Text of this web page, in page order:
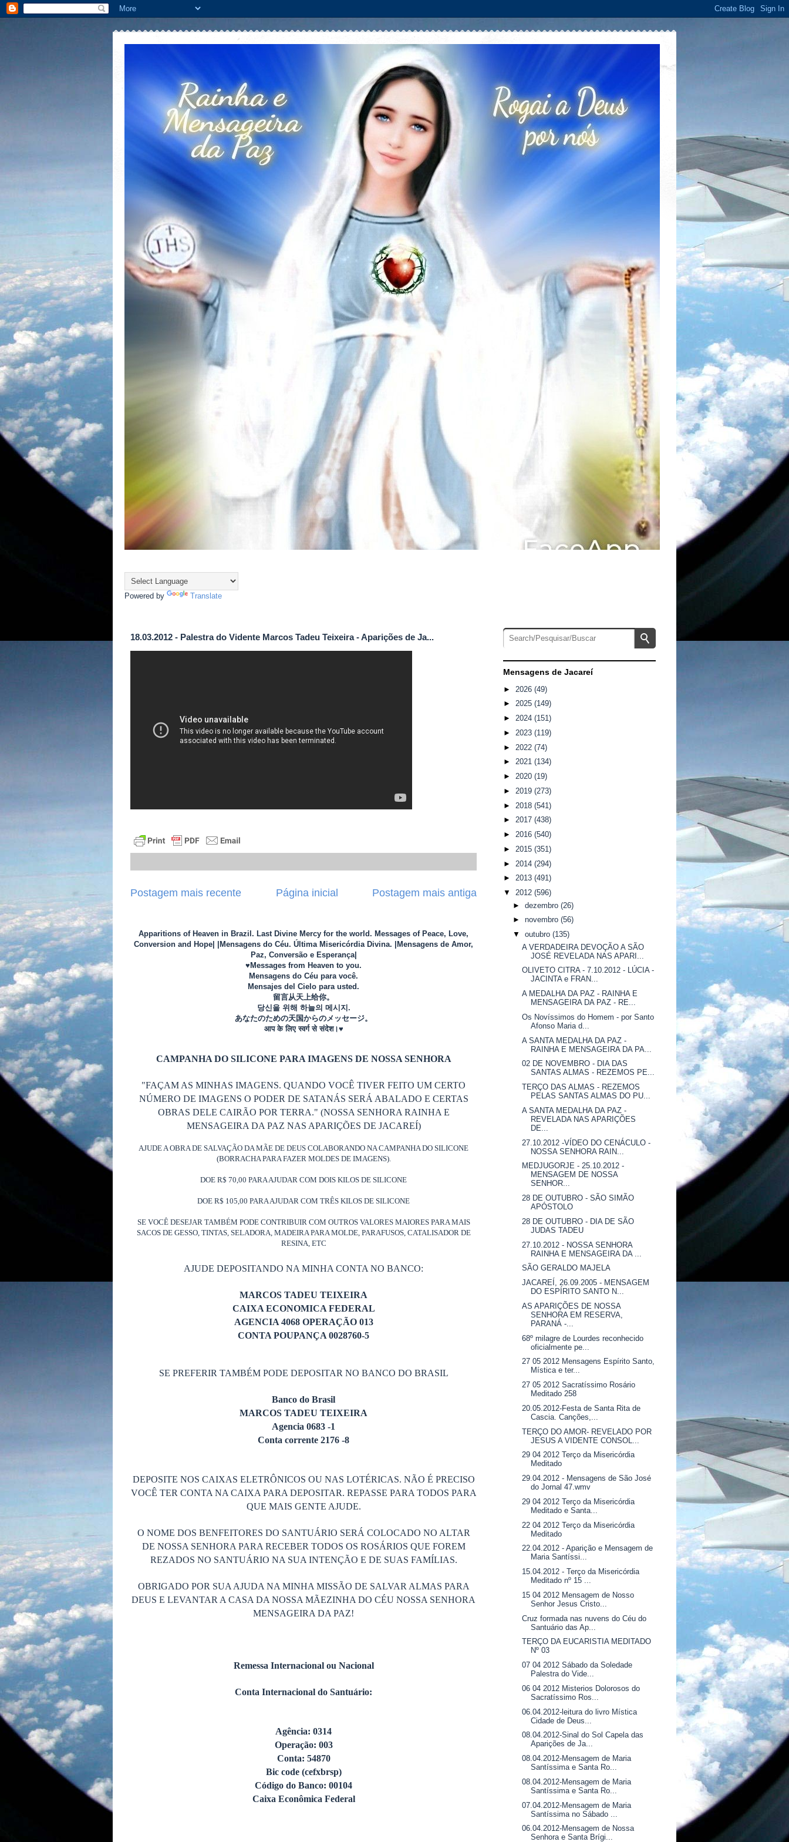
Powered by Translate
18.03.2012 - Palestra do Vidente Marcos Tadeu Teixeira - Aparições de Ja...
Postagem mais recente Postagem mais antiga
Página inicial
Apparitions of Heaven in Brazil. Last Divine Mercy for the world. Messages of Peace, Love,
Conversion and Hope| |Mensagens do Céu. Última Misericórdia Divina. |Mensagens de Amor,
Paz, Conversão e Esperança|
♥Messages from Heaven to you.
Mensagens do Céu para você.
Mensajes del Cielo para usted.
留言从天上给你。
당신을 위해 하늘의 메시지.
あなたのための天国からのメッセージ。
आप के लिए स्वर्ग से संदेश।♥
CAMPANHA DO SILICONE PARA IMAGENS DE NOSSA SENHORA
"FAÇAM AS MINHAS IMAGENS. QUANDO VOCÊ TIVER FEITO UM CERTO
NÚMERO DE IMAGENS O PODER DE SATANÁS SERÁ ABALADO E CERTAS
OBRAS DELE CAIRÃO POR TERRA." (NOSSA SENHORA RAINHA E
MENSAGEIRA DA PAZ NAS APARIÇÕES DE JACAREÍ)
AJUDE A OBRA DE SALVAÇÃO DA MÃE DE DEUS COLABORANDO NA CAMPANHA DO SILICONE
(BORRACHA PARA FAZER MOLDES DE IMAGENS).
DOE R$ 70,00 PARA AJUDAR COM DOIS KILOS DE SILICONE
DOE R$ 105,00 PARA AJUDAR COM TRÊS KILOS DE SILICONE
SE VOCÊ DESEJAR TAMBÉM PODE CONTRIBUIR COM OUTROS VALORES MAIORES PARA MAIS
SACOS DE GESSO, TINTAS, SELADORA, MADEIRA PARA MOLDE, PARAFUSOS, CATALISADOR DE
RESINA, ETC
AJUDE DEPOSITANDO NA MINHA CONTA NO BANCO:
MARCOS TADEU TEIXEIRA
CAIXA ECONOMICA FEDERAL
AGENCIA 4068 OPERAÇÃO 013
CONTA POUPANÇA 0028760-5
SE PREFERIR TAMBÉM PODE DEPOSITAR NO BANCO DO BRASIL
Banco do Brasil
MARCOS TADEU TEIXEIRA
Agencia 0683 -1
Conta corrente 2176 -8
DEPOSITE NOS CAIXAS ELETRÔNICOS OU NAS LOTÉRICAS. NÃO É PRECISO
VOCÊ TER CONTA NA CAIXA PARA DEPOSITAR. REPASSE PARA TODOS PARA
QUE MAIS GENTE AJUDE.
O NOME DOS BENFEITORES DO SANTUÁRIO SERÁ COLOCADO NO ALTAR
DE NOSSA SENHORA PARA RECEBER TODOS OS ROSÁRIOS QUE FOREM
REZADOS NO SANTUÁRIO NA SUA INTENÇÃO E DE SUAS FAMÍLIAS.
OBRIGADO POR SUA AJUDA NA MINHA MISSÃO DE SALVAR ALMAS PARA
DEUS E LEVANTAR A CASA DA NOSSA MÃEZINHA DO CÉU NOSSA SENHORA
MENSAGEIRA DA PAZ!
Remessa Internacional ou Nacional
Conta Internacional do Santuário:
Agência: 0314
Operação: 003
Conta: 54870
Bic code (cefxbrsp)
Código do Banco: 00104
Caixa Econômica Federal
Mensagens de Jacareí
► 2026 (49)
► 2025 (149)
► 2024 (151)
► 2023 (119)
► 2022 (74)
► 2021 (134)
► 2020 (19)
► 2019 (273)
► 2018 (541)
► 2017 (438)
► 2016 (540)
► 2015 (351)
► 2014 (294)
► 2013 (491)
▼ 2012 (596)
► dezembro (26)
► novembro (56)
▼ outubro (135)
A VERDADEIRA DEVOÇÃO A SÃO
JOSÉ REVELADA NAS APARI...
OLIVETO CITRA - 7.10.2012 - LÚCIA -
JACINTA e FRAN...
A MEDALHA DA PAZ - RAINHA E
MENSAGEIRA DA PAZ - RE...
Os Novíssimos do Homem - por Santo
Afonso Maria d...
A SANTA MEDALHA DA PAZ -
RAINHA E MENSAGEIRA DA PA...
02 DE NOVEMBRO - DIA DAS
SANTAS ALMAS - REZEMOS PE...
TERÇO DAS ALMAS - REZEMOS
PELAS SANTAS ALMAS DO PU...
A SANTA MEDALHA DA PAZ -
REVELADA NAS APARIÇÕES
DE...
27.10.2012 -VÍDEO DO CENÁCULO -
NOSSA SENHORA RAIN...
MEDJUGORJE - 25.10.2012 -
MENSAGEM DE NOSSA
SENHOR...
28 DE OUTUBRO - SÃO SIMÃO
APÓSTOLO
28 DE OUTUBRO - DIA DE SÃO
JUDAS TADEU
27.10.2012 - NOSSA SENHORA
RAINHA E MENSAGEIRA DA ...
SÃO GERALDO MAJELA
JACAREÍ, 26.09.2005 - MENSAGEM
DO ESPÍRITO SANTO N...
AS APARIÇÕES DE NOSSA
SENHORA EM RESERVA,
PARANÁ -...
68º milagre de Lourdes reconhecido
oficialmente pe...
27 05 2012 Mensagens Espírito Santo,
Mística e ter...
27 05 2012 Sacratíssimo Rosário
Meditado 258
20.05.2012-Festa de Santa Rita de
Cascia. Canções,...
TERÇO DO AMOR- REVELADO POR
JESUS A VIDENTE CONSOL...
29 04 2012 Terço da Misericórdia
Meditado
29.04.2012 - Mensagens de São José
do Jornal 47.wmv
29 04 2012 Terço da Misericórdia
Meditado e Santa...
22 04 2012 Terço da Misericórdia
Meditado
22.04.2012 - Aparição e Mensagem de
Maria Santíssi...
15.04.2012 - Terço da Misericórdia
Meditado nº 15 ...
15 04 2012 Mensagem de Nosso
Senhor Jesus Cristo...
Cruz formada nas nuvens do Céu do
Santuário das Ap...
TERÇO DA EUCARISTIA MEDITADO
Nº 03
07 04 2012 Sábado da Soledade
Palestra do Vide...
06 04 2012 Misterios Dolorosos do
Sacratíssimo Ros...
06.04.2012-leitura do livro Mística
Cidade de Deus...
08.04.2012-Sinal do Sol Capela das
Aparições de Ja...
08.04.2012-Mensagem de Maria
Santíssima e Santa Ro...
08.04.2012-Mensagem de Maria
Santíssima e Santa Ro...
07.04.2012-Mensagem de Maria
Santíssima no Sábado ...
06.04.2012-Mensagem de Nossa
Senhora e Santa Brígi...